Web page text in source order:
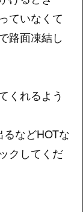
ていなくて
路面凍結し
くれるよう
などHOTな
クしてくだ